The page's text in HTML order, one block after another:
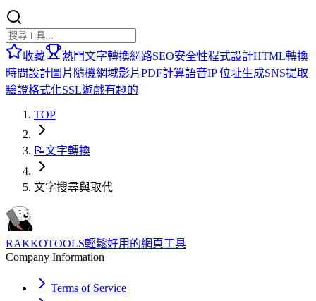
收藏 熱門文字轉換網路SEO安全性程式設計HTML轉換
時間設計圖片 隨機網域影片PDF計算語音IP 位址生成SNS提取
驗證格式化SSL遊戲有趣的
TOP
📝文字轉換
文字搜尋與取代
RAKKOTOOLS輕鬆好用的網頁工具
Company Information
Terms of Service